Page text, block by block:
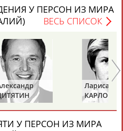
Андрей
АБДУВАЛИЕВ
Герман
АБДУЛАЕВ
У ПЕРСОН ИЗ МИРА
ВЕСЬ СПИСОК
Лариса
КАРЛОВА
У ПЕРСОН ИЗ МИРА